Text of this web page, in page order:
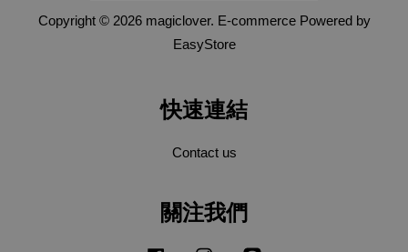
Copyright © 2026 magiclover. E-commerce Powered by
EasyStore
快速連結
Contact us
關注我們